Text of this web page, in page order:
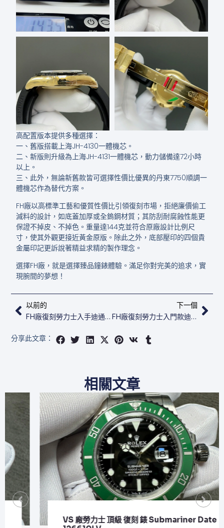
高配置版本提供多種選擇：
一、舊版搭載上海JH-4130一體機芯。
二、新版則升級為上海JH-4131一體機芯，動力儲備達72小時
以上。
三、此外，無論新舊款皆可選擇性價比優異的丹東7750順調一
體機芯作為替代方案。
FH廠以高標準工藝和優質性價比引領復刻市場，拒絕廉價偷工
減料的設計，如底蓋加厚或全鎢鋼材質；其防刮耐腐蝕性能更
保證不掉皮、不掉色。重量達144克並符合原廠設計比例尺
寸，使其外觀更接近黃金原版。除此之外，底部壓印的四個貴
金屬印記更訴說著精益求精的製作理念。
選擇FH廠，就是選擇臻品鐘錶體驗。滿足你對完美的追求，實
現腕間的夢想！
上一頁
以前的
FH廠復刻勞力士入手​迪通拿 M116518ln-0043
下一個
FH廠復刻勞力士入門款​​​迪通拿 M116519ln-0025
下
分享此文章：
相關文章
VS 廠勞力士 頂級 復刻 錶 Submariner Date